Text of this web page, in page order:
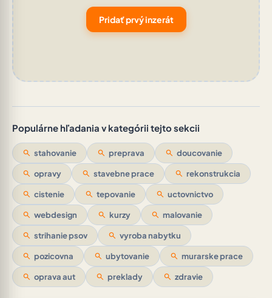
Pridať prvý inzerát
Populárne hľadania v kategórii tejto sekcii
search stahovanie search preprava search doucovanie
search opravy search stavebne prace search rekonstrukcia
search cistenie search tepovanie search uctovnictvo
search webdesign search kurzy search malovanie
search strihanie psov search vyroba nabytku
search pozicovna search ubytovanie search murarske prace
search oprava aut search preklady search zdravie